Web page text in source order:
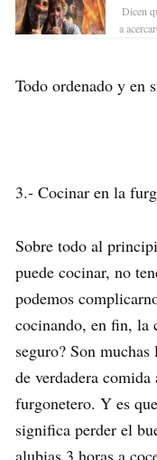
Dicen
a
Todo ordenado y en
3.- Cocinar en la
Sobre todo al
puede cocinar, no
podemos
cocinando, en fin, la
seguro? Son
de verdadera
furgonetero. Y es
significa perder el
alubias 3 horas a